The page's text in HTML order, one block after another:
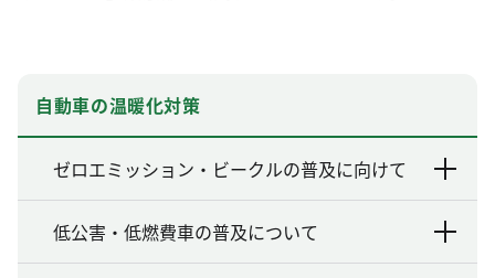
自動車の温暖化対策
ゼロエミッション・ビークルの普及に向けて
低公害・低燃費車の普及について